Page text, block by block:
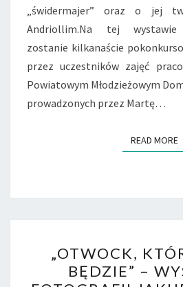
„świdermajer” oraz o jej
Andriollim.Na tej wystawie
zostanie kilkanaście
przez uczestników zajęć
Powiatowym Młodzieżowym
prowadzonych przez Martę…
READ MORE
NIE
„OTWOCK,
BĘDZIE” –